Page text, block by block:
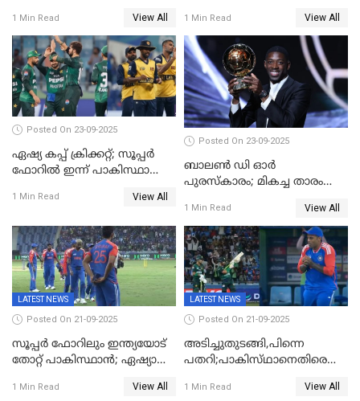
1 Min Read View All
ഇന്ത്യയ്ക്ക് ബാറ്റിംഗ്
1 Min Read View All
Posted On 23-09-2025
ഏഷ്യ കപ്പ് ക്രിക്കറ്റ്; സൂപ്പര്‍
ഫോറിൽ ഇന്ന് പാകിസ്ഥാനും
1 Min Read View All
Posted On 23-09-2025
ബാലണ്‍ ഡി ഓര്‍
പുരസ്‌കാരം; മികച്ച താരം
1 Min Read View All
LATEST NEWS
Posted On 21-09-2025
സൂപ്പർ ഫോറിലും ഇന്ത്യയോട്
തോറ്റ് പാകിസ്ഥാൻ; ഏഷ്യാ
ഇന്ത്യ, അഭിഷേക് ശർമ്മയ്ക്ക്
1 Min Read View All
LATEST NEWS
Posted On 21-09-2025
അടിച്ചുതുടങ്ങി,പിന്നെ
പതറി;പാകിസ്‌ഥാനെതിരെ
വിജയലക്ഷ്യം
1 Min Read View All